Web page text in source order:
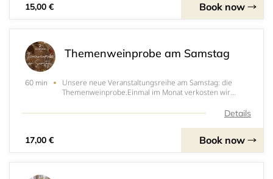
15,00 € Book now
Themenweinprobe am Samstag
60 min
Unsere neue Veranstaltungsreihe am Samstag: die
Themenweinprobe.Einmal im Monat verkosten wir
jeweiligen Thema. Egal ob neuer Jahrgang, Spargel oder
Details
17,00 € Book now